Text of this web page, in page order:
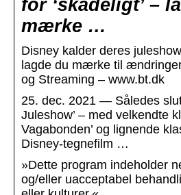
for ‘skadeligt’ –
mærke …
Disney kalder deres juleshow
lagde du mærke til
og Streaming – www.bt.dk
25. dec. 2021 — Således
Juleshow’ – med velkendte
Vagabonden’ og lignende
Disney-tegnefilm …
»Dette program indeholder
og/eller uacceptabel